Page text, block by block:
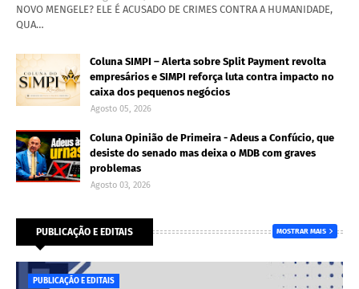
NOVO MENGELE? ELE É ACUSADO DE CRIMES CONTRA A HUMANIDADE,
QUA…
Coluna SIMPI – Alerta sobre Split Payment revolta
empresários e SIMPI reforça luta contra impacto no
caixa dos pequenos negócios
Agosto 05, 2026
Coluna Opinião de Primeira - Adeus a Confúcio, que
desiste do senado mas deixa o MDB com graves
problemas
Agosto 03, 2026
PUBLICAÇÃO E EDITAIS MOSTRAR MAIS
PUBLICAÇÃO E EDITAIS